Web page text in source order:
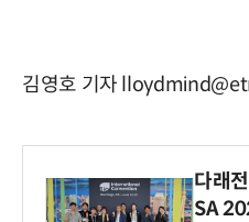
김영호 기자
다래
SA